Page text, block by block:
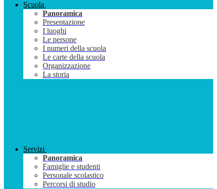
Scuola
Panoramica
Presentazione
I luoghi
Le persone
I numeri della scuola
Le carte della scuola
Organizzazione
La storia
Servizi
Panoramica
Famiglie e studenti
Personale scolastico
Percorsi di studio